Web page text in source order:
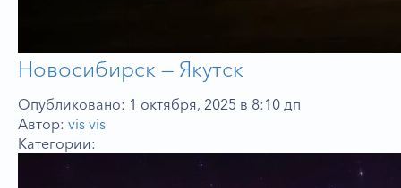
Новосибирск — Якутск
Опубликовано: 1 октября, 2025 в 8:10 дп
Автор: vis vis
Категории: